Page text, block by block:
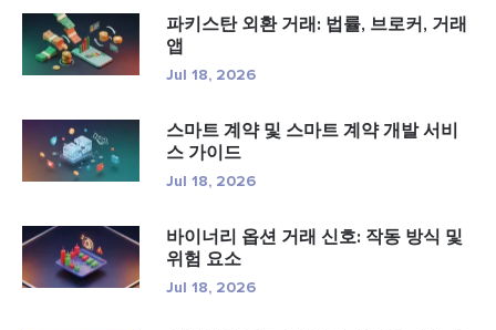
파키스탄 외환 거래: 법률, 브로커, 거래
앱
Jul 18, 2026
스마트 계약 및 스마트 계약 개발 서비
스 가이드
Jul 18, 2026
바이너리 옵션 거래 신호: 작동 방식 및
위험 요소
Jul 18, 2026